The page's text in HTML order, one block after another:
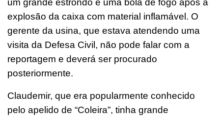
um grande estrondo e uma bola de fogo após a
explosão da caixa com material inflamável. O
gerente da usina, que estava atendendo uma
visita da Defesa Civil, não pode falar com a
reportagem e deverá ser procurado
posteriormente.
Claudemir, que era popularmente conhecido
pelo apelido de “Coleira”, tinha grande